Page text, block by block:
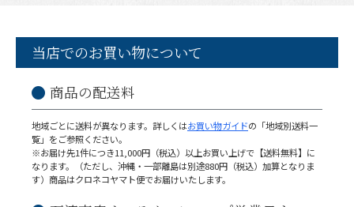
当店でのお買い物について
商品の配送料
地域ごとに送料が異なります。詳しくはお買い物ガイドの「地域別送料一
覧」をご参照ください。
※お届け先1件につき11,000円（税込）以上お買い上げで【送料無料】に
なります。（ただし、沖縄・一部離島は別途880円（税込）加算となりま
す）商品はクロネコヤマト便でお届けいたします。